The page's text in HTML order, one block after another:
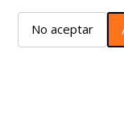
No aceptar